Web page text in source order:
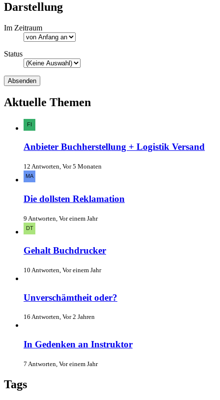
Darstellung
Im Zeitraum
Status
Aktuelle Themen
Anbieter Buchherstellung + Logistik Versand
12 Antworten, Vor 5 Monaten
Die dollsten Reklamation
9 Antworten, Vor einem Jahr
Gehalt Buchdrucker
10 Antworten, Vor einem Jahr
Unverschämtheit oder?
16 Antworten, Vor 2 Jahren
In Gedenken an Instruktor
7 Antworten, Vor einem Jahr
Tags